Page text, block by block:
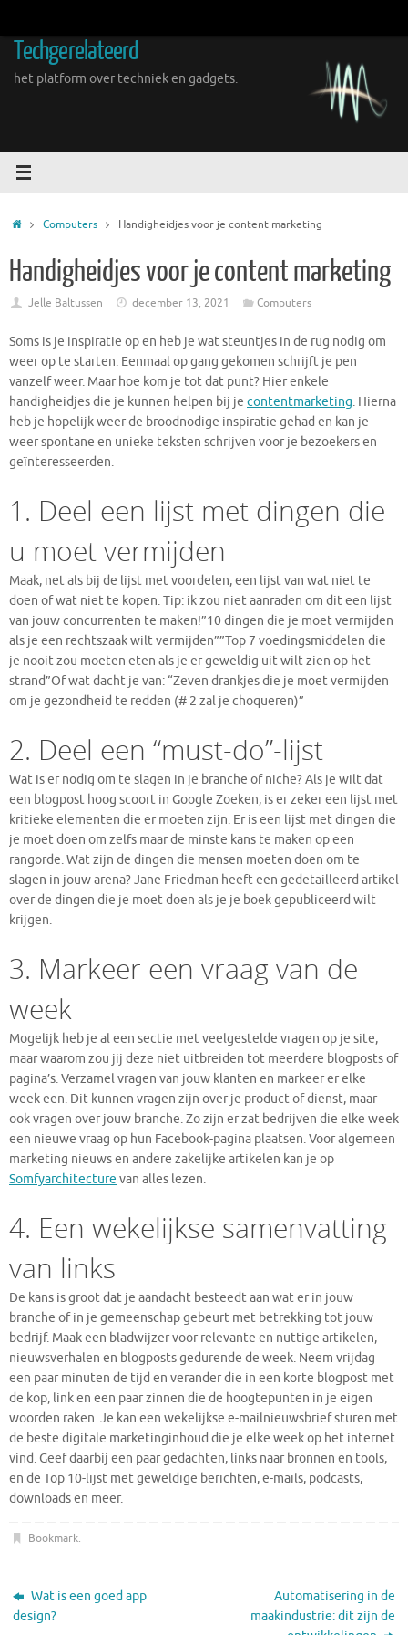
inhoud
Techgerelateerd
het platform over techniek en gadgets.
HomeComputers Handigheidjes voor je content marketing
Handigheidjes voor je content marketing
Jelle Baltussen december 13, 2021 Computers
Soms is je inspiratie op en heb je wat steuntjes in de rug nodig om
weer op te starten. Eenmaal op gang gekomen schrijft je pen
vanzelf weer. Maar hoe kom je tot dat punt? Hier enkele
handigheidjes die je kunnen helpen bij je contentmarketing. Hierna
heb je hopelijk weer de broodnodige inspiratie gehad en kan je
weer spontane en unieke teksten schrijven voor je bezoekers en
geïnteresseerden.
1. Deel een lijst met dingen die
u moet vermijden
Maak, net als bij de lijst met voordelen, een lijst van wat niet te
doen of wat niet te kopen. Tip: ik zou niet aanraden om dit een lijst
van jouw concurrenten te maken!”10 dingen die je moet vermijden
als je een rechtszaak wilt vermijden””Top 7 voedingsmiddelen die
je nooit zou moeten eten als je er geweldig uit wilt zien op het
strand”Of wat dacht je van: “Zeven drankjes die je moet vermijden
om je gezondheid te redden (# 2 zal je choqueren)”
2. Deel een “must-do”-lijst
Wat is er nodig om te slagen in je branche of niche? Als je wilt dat
een blogpost hoog scoort in Google Zoeken, is er zeker een lijst met
kritieke elementen die er moeten zijn. Er is een lijst met dingen die
je moet doen om zelfs maar de minste kans te maken op een
rangorde. Wat zijn de dingen die mensen moeten doen om te
slagen in jouw arena? Jane Friedman heeft een gedetailleerd artikel
over de dingen die je moet doen als je je boek gepubliceerd wilt
krijgen.
3. Markeer een vraag van de
week
Mogelijk heb je al een sectie met veelgestelde vragen op je site,
maar waarom zou jij deze niet uitbreiden tot meerdere blogposts of
pagina’s. Verzamel vragen van jouw klanten en markeer er elke
week een. Dit kunnen vragen zijn over je product of dienst, maar
ook vragen over jouw branche. Zo zijn er zat bedrijven die elke week
een nieuwe vraag op hun Facebook-pagina plaatsen. Voor algemeen
marketing nieuws en andere zakelijke artikelen kan je op
Somfyarchitecture van alles lezen.
4. Een wekelijkse samenvatting
van links
De kans is groot dat je aandacht besteedt aan wat er in jouw
branche of in je gemeenschap gebeurt met betrekking tot jouw
bedrijf. Maak een bladwijzer voor relevante en nuttige artikelen,
nieuwsverhalen en blogposts gedurende de week. Neem vrijdag
een paar minuten de tijd en verander die in een korte blogpost met
de kop, link en een paar zinnen die de hoogtepunten in je eigen
woorden raken. Je kan een wekelijkse e-mailnieuwsbrief sturen met
de beste digitale marketinginhoud die je elke week op het internet
vind. Geef daarbij een paar gedachten, links naar bronnen en tools,
en de Top 10-lijst met geweldige berichten, e-mails, podcasts,
downloads en meer.
Bookmark.
Wat is een goed app
design?
Automatisering in de
maakindustrie: dit zijn de